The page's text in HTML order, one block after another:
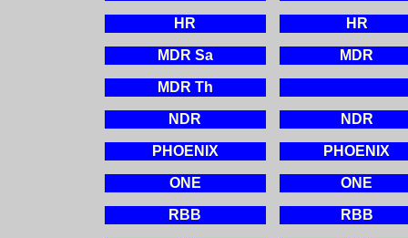
HR HR
MDR Sa MDR
MDR Th
NDR NDR
PHOENIX PHOENIX
ONE ONE
RBB RBB